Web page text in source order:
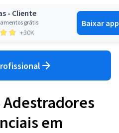
- Cliente
grátis
+30K
Baixar app
em